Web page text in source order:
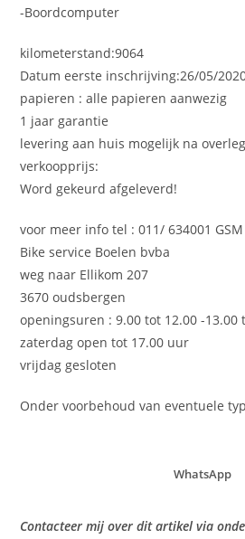
-Boordcomputer
kilometerstand:9064
Datum eerste inschrijving:26/05/
papieren : alle papieren aanwezig
1 jaar garantie
levering aan huis mogelijk na overleg
verkoopprijs:
Word gekeurd afgeleverd!
voor meer info tel : 011/ 634001 GSM
Bike service Boelen bvba
weg naar Ellikom 207
3670 oudsbergen
openingsuren : 9.00 tot 12.00 -13.00
zaterdag open tot 17.00 uur
vrijdag gesloten
Onder voorbehoud van eventuele
WhatsApp
Contacteer mij over dit artikel via